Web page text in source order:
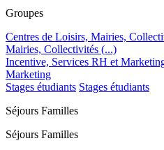
Groupes
Centres de Loisirs, Mairies,
Mairies, Collectivités (...)
Incentive, Services RH et
Marketing
Stages étudiants Stages étudiants
Séjours Familles
Séjours Familles